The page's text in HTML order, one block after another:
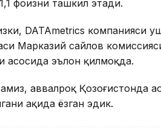
фоизни ташкил этади.
DATAmetrics компанияси
Марказий сайлов
асосида эълон қилмоқда.
аввалроқ Қозоғистонда
ҳақида ёзган эдик.